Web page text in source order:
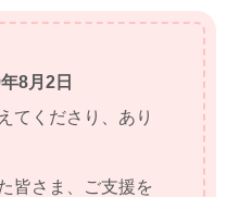
8月2日
てくださり、あり
皆さま、ご支援を